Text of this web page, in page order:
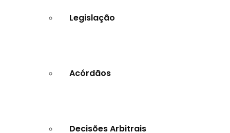
Legislação
Acórdãos
Decisões Arbitrais